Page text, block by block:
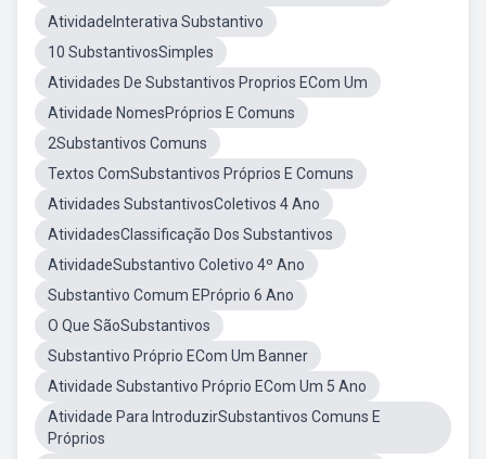
AtividadeInterativa Substantivo
10 SubstantivosSimples
Atividades De Substantivos Proprios ECom Um
Atividade NomesPróprios E Comuns
2Substantivos Comuns
Textos ComSubstantivos Próprios E Comuns
Atividades SubstantivosColetivos 4 Ano
AtividadesClassificação Dos Substantivos
AtividadeSubstantivo Coletivo 4º Ano
Substantivo Comum EPróprio 6 Ano
O Que SãoSubstantivos
Substantivo Próprio ECom Um Banner
Atividade Substantivo Próprio ECom Um 5 Ano
Atividade Para IntroduzirSubstantivos Comuns E
Próprios